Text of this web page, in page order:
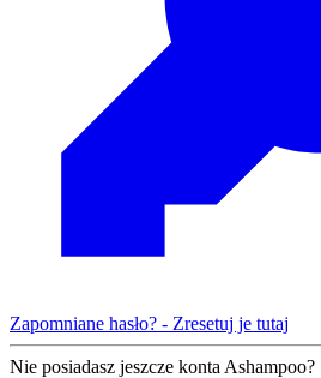
Zapomniane hasło? - Zresetuj je tutaj
Nie posiadasz jeszcze konta Ashampoo?